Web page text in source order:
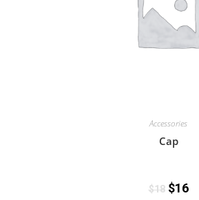
Accessories
Cap
$18 $16